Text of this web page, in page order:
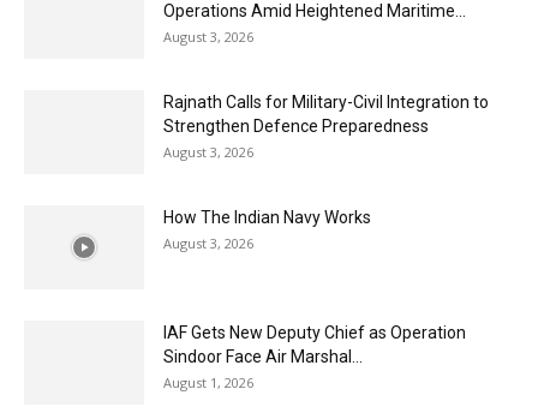
Operations Amid Heightened Maritime...
August 3, 2026
Rajnath Calls for Military-Civil Integration to
Strengthen Defence Preparedness
August 3, 2026
How The Indian Navy Works
August 3, 2026
IAF Gets New Deputy Chief as Operation
Sindoor Face Air Marshal...
August 1, 2026